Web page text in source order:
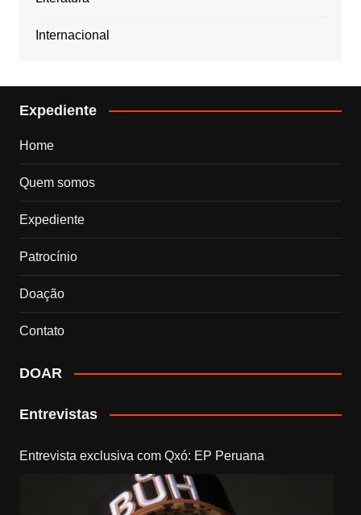
Internacional
Expediente
Home
Quem somos
Expediente
Patrocínio
Doação
Contato
DOAR
Entrevistas
Entrevista exclusiva com Qxó: EP Peruana